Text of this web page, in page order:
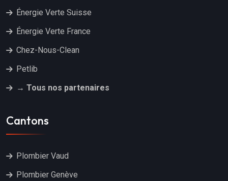
Énergie Verte Suisse
Énergie Verte France
Chez-Nous-Clean
Petlib
→ Tous nos partenaires
Cantons
Plombier Vaud
Plombier Genève